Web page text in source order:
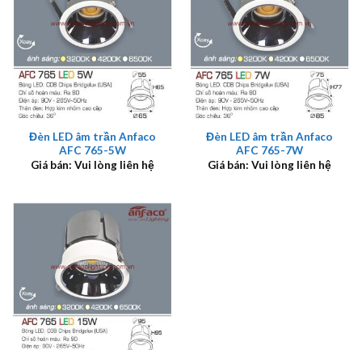
Đèn LED âm trần Anfaco
AFC 765-5W
Giá bán: Vui lòng liên hệ
Đèn LED âm trần Anfaco
AFC 765-7W
Giá bán: Vui lòng liên hệ